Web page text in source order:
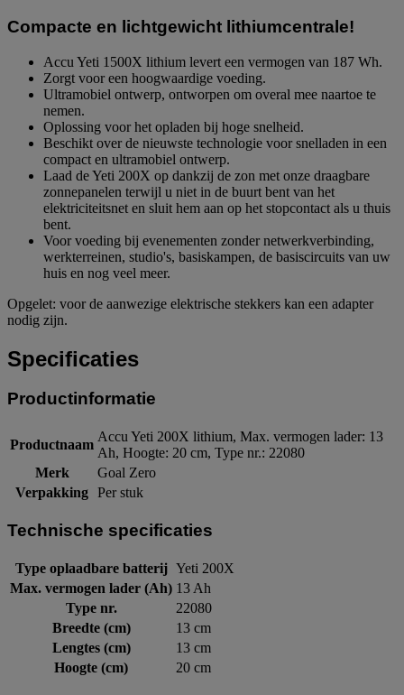
Compacte en lichtgewicht lithiumcentrale!
Accu Yeti 1500X lithium levert een vermogen van 187 Wh.
Zorgt voor een hoogwaardige voeding.
Ultramobiel ontwerp, ontworpen om overal mee naartoe te
nemen.
Oplossing voor het opladen bij hoge snelheid.
Beschikt over de nieuwste technologie voor snelladen in een
compact en ultramobiel ontwerp.
Laad de Yeti 200X op dankzij de zon met onze draagbare
zonnepanelen terwijl u niet in de buurt bent van het
elektriciteitsnet en sluit hem aan op het stopcontact als u thuis
bent.
Voor voeding bij evenementen zonder netwerkverbinding,
werkterreinen, studio's, basiskampen, de basiscircuits van uw
huis en nog veel meer.
Opgelet: voor de aanwezige elektrische stekkers kan een adapter
nodig zijn.
Specificaties
Productinformatie
Productnaam
Accu Yeti 200X lithium, Max. vermogen lader: 13
Ah, Hoogte: 20 cm, Type nr.: 22080
Merk
Goal Zero
Verpakking Per stuk
Technische specificaties
Type oplaadbare batterij Yeti 200X
Max. vermogen lader (Ah) 13 Ah
Type nr.
22080
Breedte (cm)
13 cm
Lengtes (cm)
13 cm
Hoogte (cm)
20 cm